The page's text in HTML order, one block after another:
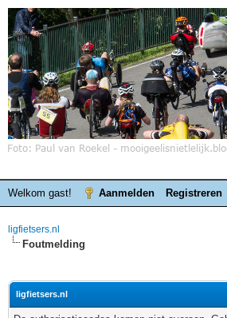
Welkom gast! Aanmelden Registreren
ligfietsers.nl
Foutmelding
ligfietsers.nl